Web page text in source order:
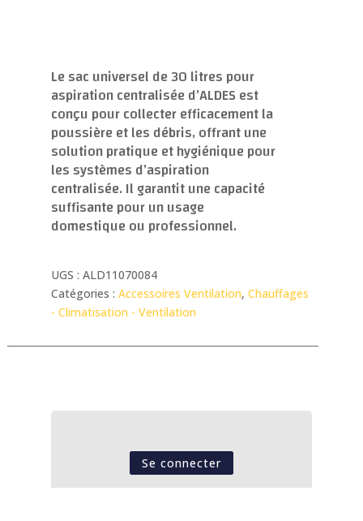
Le sac universel de 30 litres pour
aspiration centralisée d’ALDES est
conçu pour collecter efficacement la
poussière et les débris, offrant une
solution pratique et hygiénique pour
les systèmes d’aspiration
centralisée. Il garantit une capacité
suffisante pour un usage
domestique ou professionnel.
UGS : ALD11070084
Catégories : Accessoires Ventilation, Chauffages
- Climatisation - Ventilation
Se connecter